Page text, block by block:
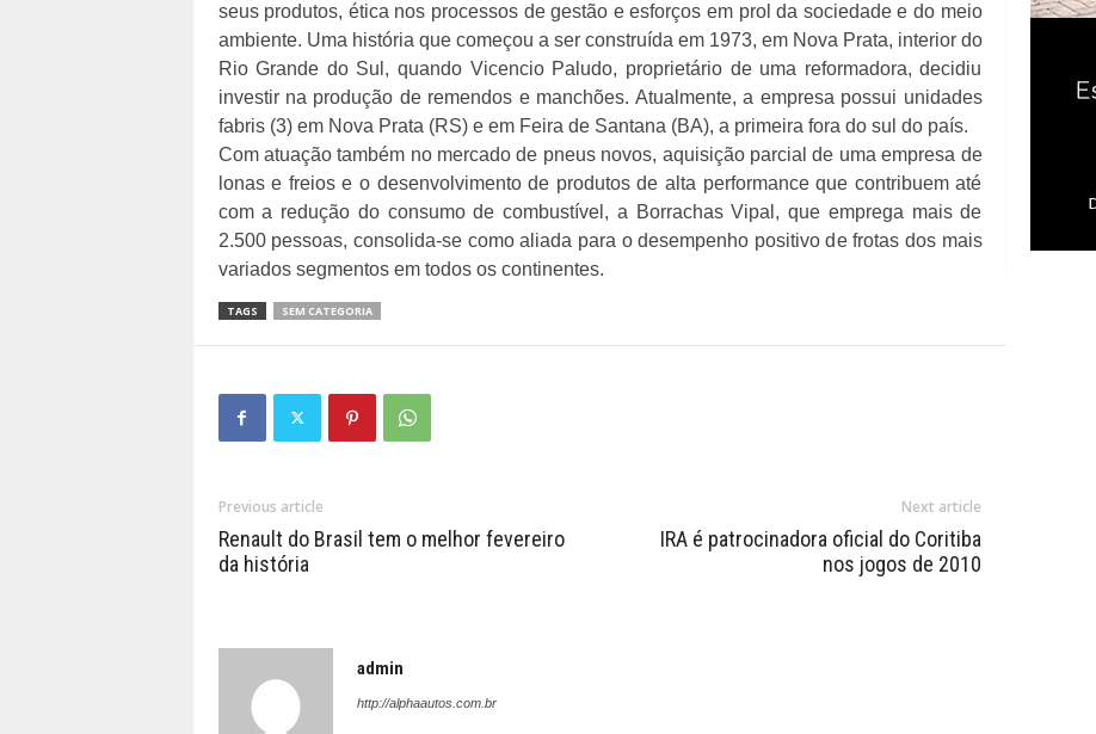
seus produtos, ética nos processos de gestão e esforços em prol da sociedade e do meio
ambiente. Uma história que começou a ser construída em 1973, em Nova Prata, interior do
Rio Grande do Sul, quando Vicencio Paludo, proprietário de uma reformadora, decidiu
investir na produção de remendos e manchões. Atualmente, a empresa possui unidades
fabris (3) em Nova Prata (RS) e em Feira de Santana (BA), a primeira fora do sul do país.
Com atuação também no mercado de pneus novos, aquisição parcial de uma empresa de
lonas e freios e o desenvolvimento de produtos de alta performance que contribuem até
com a redução do consumo de combustível, a Borrachas Vipal, que emprega mais de
2.500 pessoas, consolida-se como aliada para o desempenho positivo de frotas dos mais
variados segmentos em todos os continentes.
TAGS SEM CATEGORIA
Previous article
Renault do Brasil tem o melhor fevereiro
da história
Next article
IRA é patrocinadora oficial do Coritiba
nos jogos de 2010
admin
http://alphaautos.com.br